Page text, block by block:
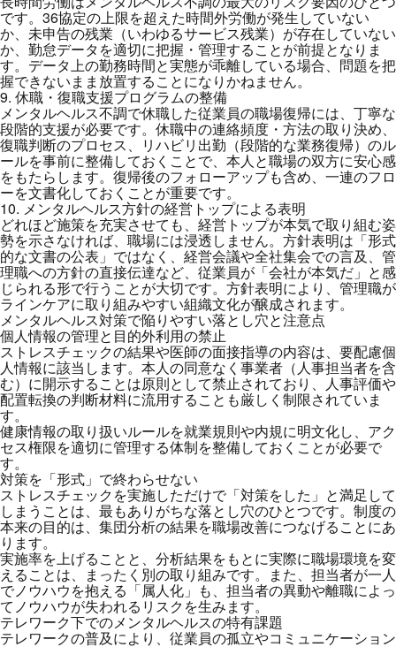
です。36協定の上限を超えた時間外労働が発生していない
か、未申告の残業（いわゆるサービス残業）が存在していない
か、勤怠データを適切に把握・管理することが前提となりま
す。データ上の勤務時間と実態が乖離している場合、問題を把
握できないまま放置することになりかねません。
9. 休職・復職支援プログラムの整備
メンタルヘルス不調で休職した従業員の職場復帰には、丁寧な
段階的支援が必要です。休職中の連絡頻度・方法の取り決め、
復職判断のプロセス、リハビリ出勤（段階的な業務復帰）のル
ールを事前に整備しておくことで、本人と職場の双方に安心感
をもたらします。復帰後のフォローアップも含め、一連のフロ
ーを文書化しておくことが重要です。
10. メンタルヘルス方針の経営トップによる表明
どれほど施策を充実させても、経営トップが本気で取り組む姿
勢を示さなければ、職場には浸透しません。方針表明は「形式
的な文書の公表」ではなく、経営会議や全社集会での言及、管
理職への方針の直接伝達など、従業員が「会社が本気だ」と感
じられる形で行うことが大切です。方針表明により、管理職が
ラインケアに取り組みやすい組織文化が醸成されます。
メンタルヘルス対策で陥りやすい落とし穴と注意点
個人情報の管理と目的外利用の禁止
ストレスチェックの結果や医師の面接指導の内容は、要配慮個
人情報に該当します。本人の同意なく事業者（人事担当者を含
む）に開示することは原則として禁止されており、人事評価や
配置転換の判断材料に流用することも厳しく制限されていま
す。
健康情報の取り扱いルールを就業規則や内規に明文化し、アク
セス権限を適切に管理する体制を整備しておくことが必要で
す。
対策を「形式」で終わらせない
ストレスチェックを実施しただけで「対策をした」と満足して
しまうことは、最もありがちな落とし穴のひとつです。制度の
本来の目的は、集団分析の結果を職場改善につなげることにあ
ります。
実施率を上げることと、分析結果をもとに実際に職場環境を変
えることは、まったく別の取り組みです。また、担当者が一人
でノウハウを抱える「属人化」も、担当者の異動や離職によっ
てノウハウが失われるリスクを生みます。
テレワーク下でのメンタルヘルスの特有課題
テレワークの普及により、従業員の孤立やコミュニケーション